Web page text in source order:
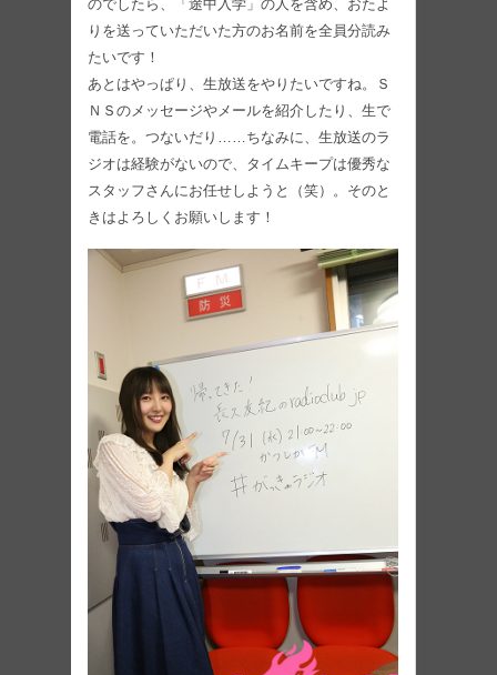
のでしたら、「途中入学」の人を含め、おたよ
りを送っていただいた方のお名前を全員分読み
たいです！
あとはやっぱり、生放送をやりたいですね。Ｓ
ＮＳのメッセージやメールを紹介したり、生で
電話を。つないだり……ちなみに、生放送のラ
ジオは経験がないので、タイムキープは優秀な
スタッフさんにお任せしようと（笑）。そのと
きはよろしくお願いします！